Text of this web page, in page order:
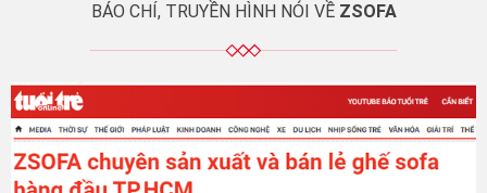
BÁO CHÍ, TRUYỀN HÌNH NÓI VỀ ZSOFA